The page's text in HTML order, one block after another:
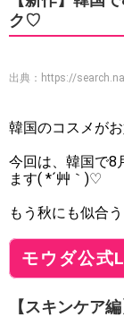
ク♡
出典： https://
韓国のコスメが
今回は、韓国で8
ます( *´艸｀)♡
もう秋にも似合
モウダ公式
【スキンケア編